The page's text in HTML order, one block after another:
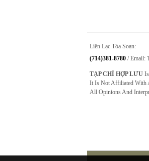
Liên Lạc Tòa Soạn:
(714)381-8780 / Email:
TẠP CHÍ HỢP LƯU
It Is Not Affiliated With
All Opinions And